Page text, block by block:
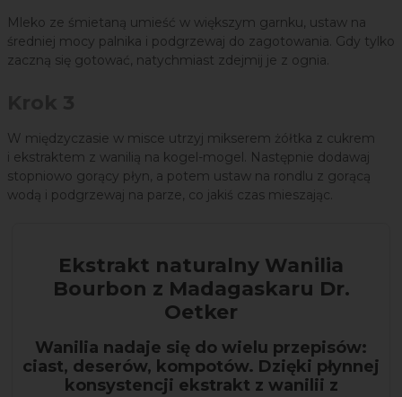
Mleko ze śmietaną umieść w większym garnku, ustaw na
średniej mocy palnika i podgrzewaj do zagotowania. Gdy tylko
zaczną się gotować, natychmiast zdejmij je z ognia.
W międzyczasie w misce utrzyj mikserem żółtka z cukrem
i ekstraktem z wanilią na kogel-mogel. Następnie dodawaj
stopniowo gorący płyn, a potem ustaw na rondlu z gorącą
wodą i podgrzewaj na parze, co jakiś czas mieszając.
Ekstrakt naturalny Wanilia
Bourbon z Madagaskaru Dr.
Oetker
Wanilia nadaje się do wielu przepisów:
ciast, deserów, kompotów. Dzięki płynnej
konsystencji ekstrakt z wanilii z